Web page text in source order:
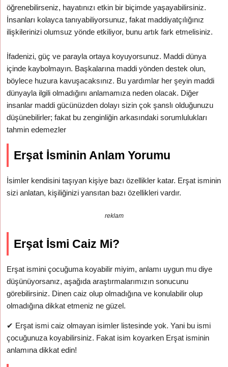
öğrenebilirseniz, hayatınızı etkin bir biçimde yaşayabilirsiniz.
İnsanları kolayca tanıyabiliyorsunuz, fakat maddiyatçılığınız
ilişkilerinizi olumsuz yönde etkiliyor, bunu artık fark etmelisiniz.
İfadenizi, güç ve parayla ortaya koyuyorsunuz. Maddi dünya
içinde kaybolmayın. Başkalarına maddi yönden destek olun,
böylece huzura kavuşacaksınız. Bu yardımlar her şeyin maddi
dünyayla ilgili olmadığını anlamamıza neden olacak. Diğer
insanlar maddi gücünüzden dolayı sizin çok şanslı olduğunuzu
düşünebilirler; fakat bu zenginliğin arkasındaki sorumlulukları
tahmin edemezler
Erşat İsminin Anlam Yorumu
İsimler kendisini taşıyan kişiye bazı özellikler katar. Erşat isminin
sizi anlatan, kişiliğinizi yansıtan bazı özellikleri vardır.
reklam
Erşat İsmi Caiz Mi?
Erşat ismini çocuğuma koyabilir miyim, anlamı uygun mu diye
düşünüyorsanız, aşağıda araştırmalarımızın sonucunu
görebilirsiniz. Dinen caiz olup olmadığına ve konulabilir olup
olmadığına dikkat etmeniz ne güzel.
✔ Erşat ismi caiz olmayan isimler listesinde yok. Yani bu ismi
çocuğunuza koyabilirsiniz. Fakat isim koyarken Erşat isminin
anlamına dikkat edin!